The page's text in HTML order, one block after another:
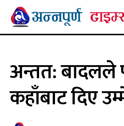
अन्तत: बादलले
कहाँबाट दिए